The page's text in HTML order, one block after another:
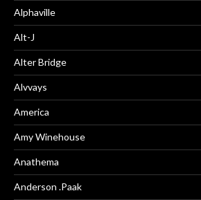
Alphaville
Alt-J
Alter Bridge
Alvvays
America
Amy Winehouse
Anathema
Anderson .Paak